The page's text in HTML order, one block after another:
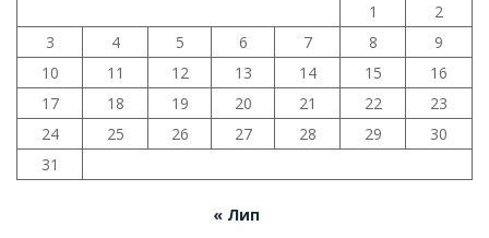
1
2
3
4 5 6 7 8
9
10
11 12 13 14 15
16
17
18 19 20 21 22
23
24
25 26 27 28 29
30
31
« Лип